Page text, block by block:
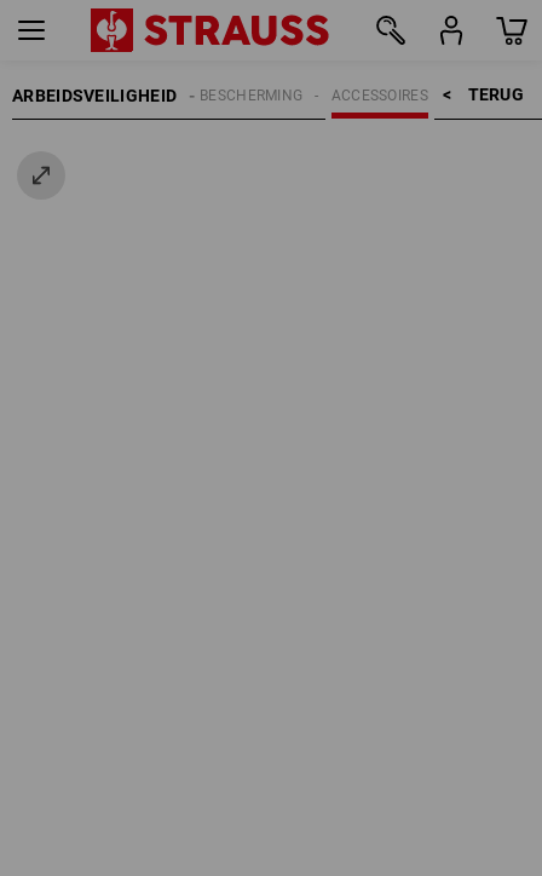
ARBEIDSVEILIGHEID TERUG    >
ACCESSOIRES
HOOFDBESCHERMING